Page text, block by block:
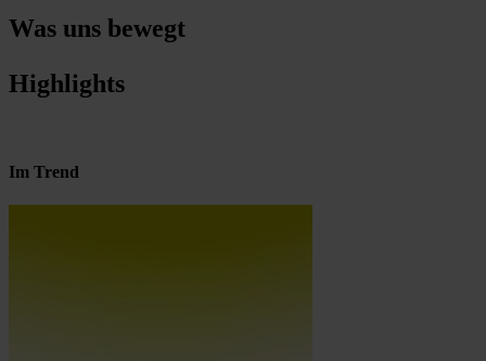
Was uns bewegt
Highlights
Im Trend